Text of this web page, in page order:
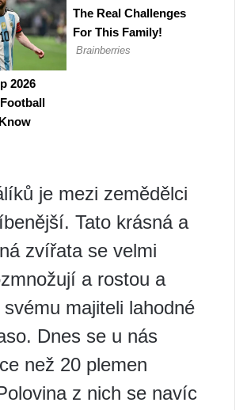
je mezi zemědělci
Tato krásná a
zvířata se velmi
a rostou a
majiteli lahodné
Dnes se u nás
než 20 plemen
z nich se navíc